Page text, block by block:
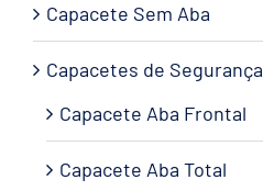
Capacete Sem Aba
Capacetes de Segurança
Capacete Aba Frontal
Capacete Aba Total